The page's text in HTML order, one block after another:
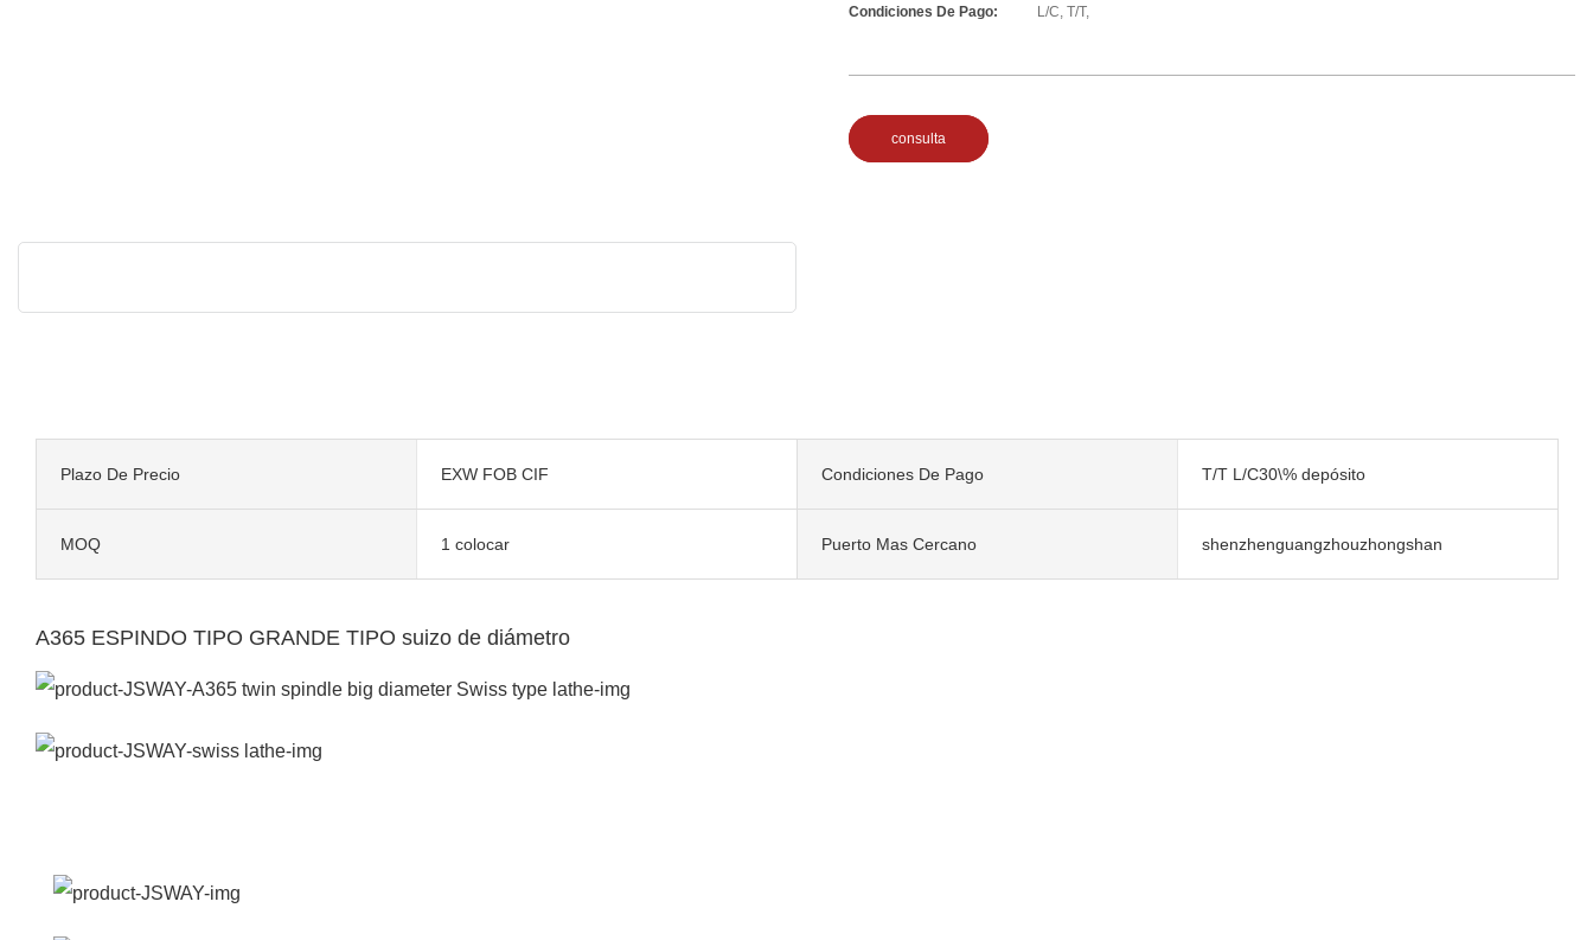
Condiciones De Pago:
L/C, T/T,
consulta
Plazo De Precio EXW FOB CIF Condiciones De Pago T/T L/C30\% depósito
MOQ 1 colocar Puerto Mas Cercano shenzhenguangzhouzhongshan
A365 ESPINDO TIPO GRANDE TIPO suizo de diámetro